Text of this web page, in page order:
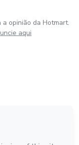
opinião da Hotmart.
aqui